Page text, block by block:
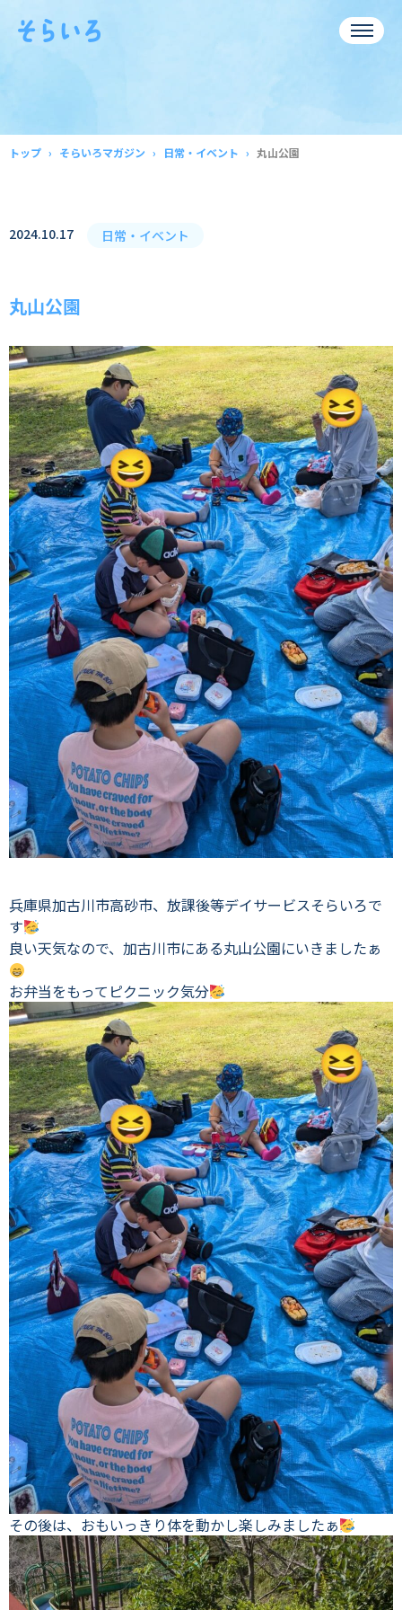
トップ そらいろマガジン 日常・イベント 丸山公園
2024.10.17 日常・イベント
丸山公園
兵庫県加古川市高砂市、放課後等デイサービスそらいろで
す
良い天気なので、加古川市にある丸山公園にいきましたぁ
お弁当をもってピクニック気分
その後は、おもいっきり体を動かし楽しみましたぁ